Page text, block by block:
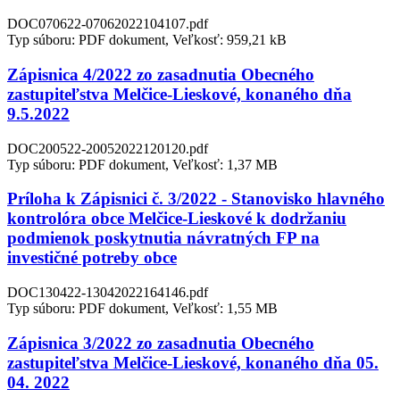
DOC070622-07062022104107.pdf
Typ súboru: PDF dokument, Veľkosť: 959,21 kB
Zápisnica 4/2022 zo zasadnutia Obecného
zastupiteľstva Melčice-Lieskové, konaného dňa
9.5.2022
DOC200522-20052022120120.pdf
Typ súboru: PDF dokument, Veľkosť: 1,37 MB
Príloha k Zápisnici č. 3/2022 - Stanovisko hlavného
kontrolóra obce Melčice-Lieskové k dodržaniu
podmienok poskytnutia návratných FP na
investičné potreby obce
DOC130422-13042022164146.pdf
Typ súboru: PDF dokument, Veľkosť: 1,55 MB
Zápisnica 3/2022 zo zasadnutia Obecného
zastupiteľstva Melčice-Lieskové, konaného dňa 05.
04. 2022